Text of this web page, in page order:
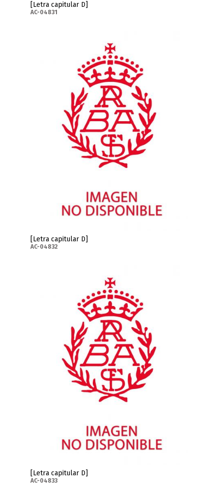
[Letra capitular D]
AC-04831
[Letra capitular D]
AC-04832
[Letra capitular D]
AC-04833